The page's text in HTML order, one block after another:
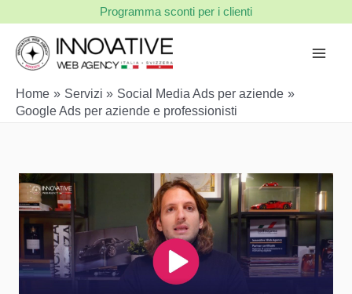
contenuto
Programma sconti per i clienti
Home Servizi
Social Media Ads per aziende
Google Ads per aziende e professionisti